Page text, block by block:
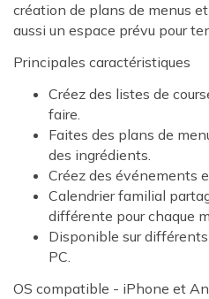
création de plans de menus
aussi un espace prévu pour
Principales caractéristiques
Créez des listes de
faire.
Faites des plans de
des ingrédients.
Créez des événements
Calendrier familial
différente pour chaque
Disponible sur
PC.
OS compatible - iPhone et